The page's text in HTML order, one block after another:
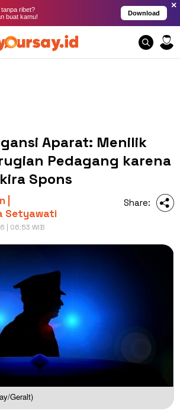
ribet?
buat kamu!
Download
×
Aparat: Menilik
Pedagang karena
Spons
|
Setyawati
| 06:53 WIB
Share:
Geralt)